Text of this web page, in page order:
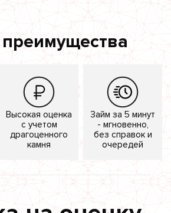
Высокая оценка
с учетом
драгоценного
камня
Займ за 5 минут
- мгновенно,
без справок и
очередей